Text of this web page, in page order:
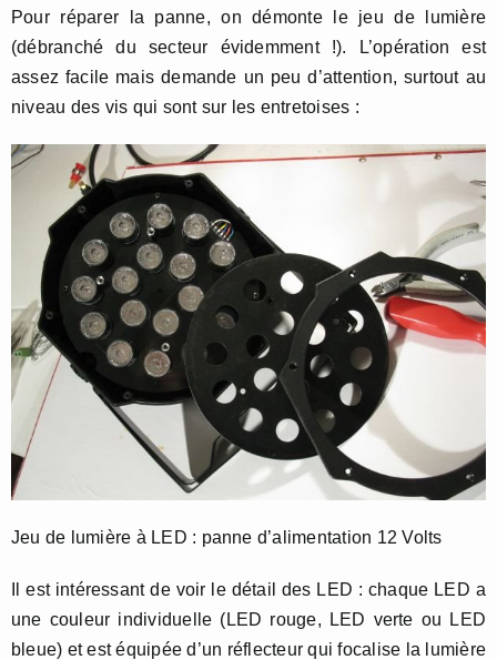
Pour réparer la panne, on démonte le jeu de lumière
(débranché du secteur évidemment !). L’opération est
assez facile mais demande un peu d’attention, surtout au
niveau des vis qui sont sur les entretoises :
Jeu de lumière à LED : panne d’alimentation 12 Volts
Il est intéressant de voir le détail des LED : chaque LED a
une couleur individuelle (LED rouge, LED verte ou LED
bleue) et est équipée d’un réflecteur qui focalise la lumière